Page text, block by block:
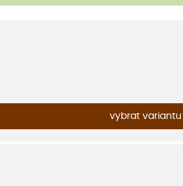
vybrat variantu